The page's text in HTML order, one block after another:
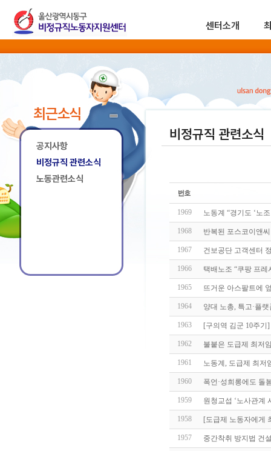
센터소개
최근소식
공지사항
비정규직 관련소식
노동관련소식
비정규직 관련소식
1969 노동계 “경기도 ‘노
1968 반복된 포스코이앤
1967 건보공단 고객센터
1966 택배노조 “쿠팡 프
1965 뜨거운 아스팔트에
1964 양대 노총, 특고·플
1963 [구의역 김군 10주
1962 불붙은 도급제 최저
1961 노동계, 도급제 최저
1960 폭언·성희롱에도 돌
1959 원청교섭 ‘노사관계
1958 [도급제 노동자에
1957 중간착취 방지법 건